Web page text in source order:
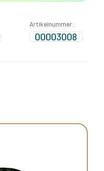
Artikelnummer:
00003008